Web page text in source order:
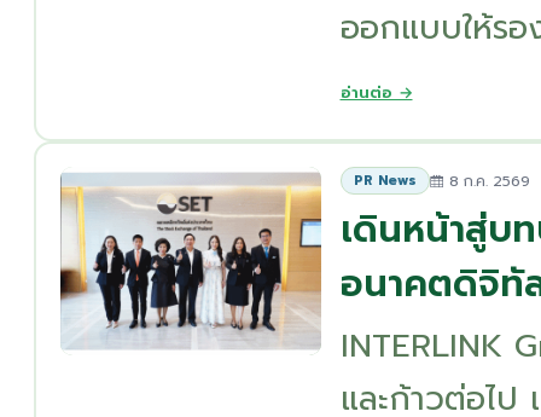
ออกแบบให้รอ
อ่านต่อ →
PR News 8 ก.ค. 2569
เดินหน้าสู่บ
อนาคตดิจิทั
INTERLINK
และก้าวต่อไ